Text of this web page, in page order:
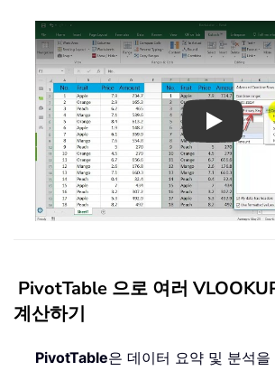
Play
PivotTable 으로 여러
계산하기
PivotTable은 데이터 요약 및 분석